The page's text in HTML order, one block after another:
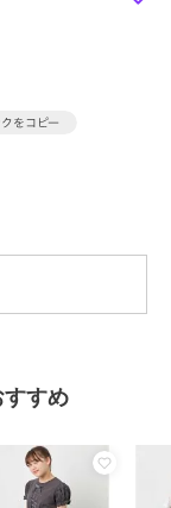
環境により実際
すめ